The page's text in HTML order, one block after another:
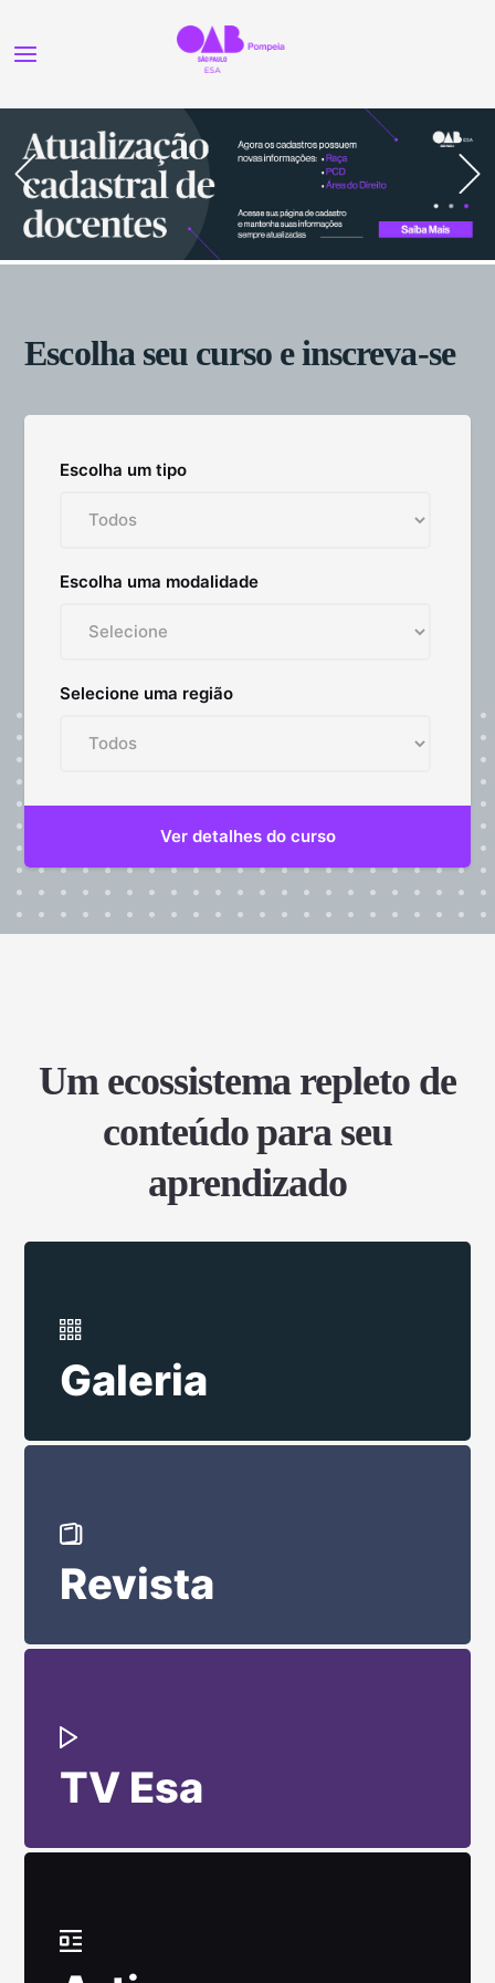
Escolha seu curso e inscreva-se
Escolha um tipo
Escolha uma modalidade
Selecione uma região
Um ecossistema repleto de
conteúdo para seu
aprendizado
Galeria
Revista
TV Esa